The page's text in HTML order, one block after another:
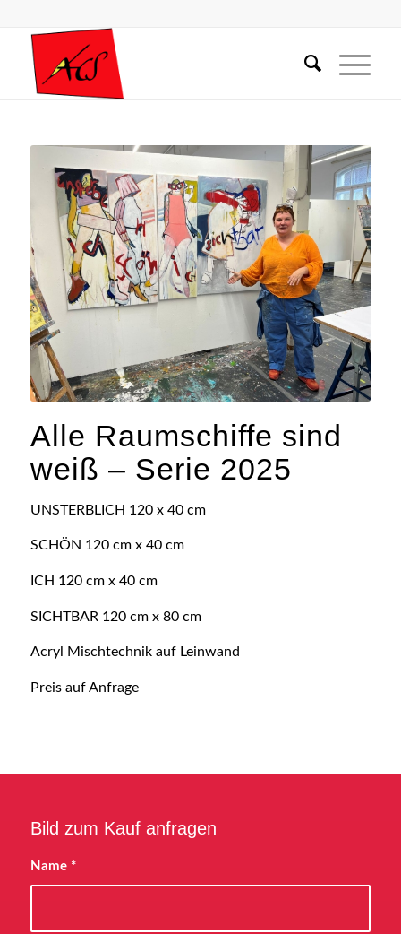
Alle Raumschiffe sind
weiß – Serie 2025
UNSTERBLICH 120 x 40 cm
SCHÖN 120 cm x 40 cm
ICH 120 cm x 40 cm
SICHTBAR 120 cm x 80 cm
Acryl Mischtechnik auf Leinwand
Preis auf Anfrage
Bild zum Kauf anfragen
Name *